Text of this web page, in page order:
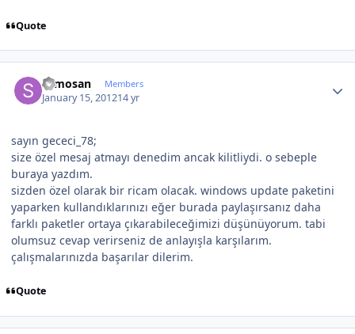
Quote
samosan Members
January 15, 201214 yr
sayın gececi_78;
size özel mesaj atmayı denedim ancak kilitliydi. o sebeple
buraya yazdım.
sizden özel olarak bir ricam olacak. windows update paketini
yaparken kullandıklarınızı eğer burada paylaşırsanız daha
farklı paketler ortaya çıkarabileceğimizi düşünüyorum. tabi
olumsuz cevap verirseniz de anlayışla karşılarım.
çalışmalarınızda başarılar dilerim.
Quote